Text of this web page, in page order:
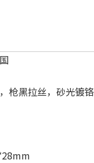
枪黑拉丝，砂光镀